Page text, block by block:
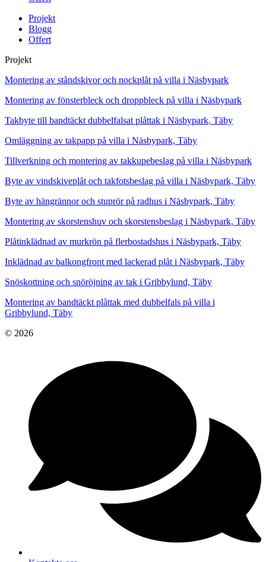
Projekt
Blogg
Offert
Projekt
Montering av ståndskivor och nockplåt på villa i Näsbypark
Montering av fönsterbleck och droppbleck på villa i Näsbypark
Takbyte till bandtäckt dubbelfalsat plåttak i Näsbypark, Täby
Omläggning av takpapp på villa i Näsbypark, Täby
Tillverkning och montering av takkupebeslag på villa i Näsbypark
Byte av vindskiveplåt och takfotsbeslag på villa i Näsbypark, Täby
Byte av hängrännor och stuprör på radhus i Näsbypark, Täby
Montering av skorstenshuv och skorstensbeslag i Näsbypark, Täby
Plåtinklädnad av murkrön på flerbostadshus i Näsbypark, Täby
Inklädnad av balkongfront med lackerad plåt i Näsbypark, Täby
Snöskottning och snöröjning av tak i Gribbylund, Täby
Montering av bandtäckt plåttak med dubbelfals på villa i
Gribbylund, Täby
© 2026